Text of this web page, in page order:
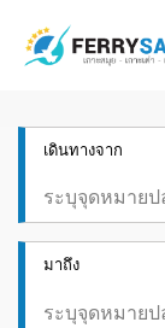
เดินทางจาก
มาถึง